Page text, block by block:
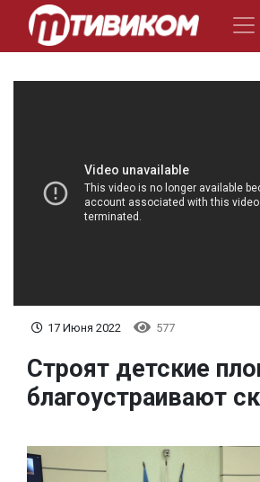
17 Июня 2022 577
Строят детские
благоустраивают